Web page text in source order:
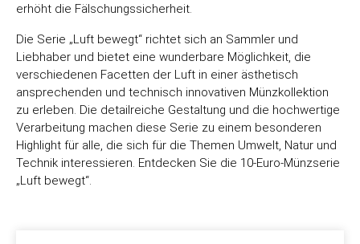
erhöht die Fälschungssicherheit.
Die Serie „Luft bewegt“ richtet sich an Sammler und
Liebhaber und bietet eine wunderbare Möglichkeit, die
verschiedenen Facetten der Luft in einer ästhetisch
ansprechenden und technisch innovativen Münzkollektion
zu erleben. Die detailreiche Gestaltung und die hochwertige
Verarbeitung machen diese Serie zu einem besonderen
Highlight für alle, die sich für die Themen Umwelt, Natur und
Technik interessieren. Entdecken Sie die 10-Euro-Münzserie
„Luft bewegt“.